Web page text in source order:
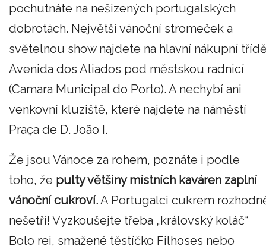
pochutnáte na nešizených portugalských
dobrotách. Největší vánoční stromeček a
světelnou show najdete na hlavní nákupní
Avenida dos Aliados pod městskou radnicí
(Camara Municipal do Porto). A nechybí ani
venkovní kluziště, které najdete na náměstí
Praça de D. João I.
Že jsou Vánoce za rohem, poznáte i podle
toho, že pulty většiny místních kaváren zaplní
vánoční cukroví.A Portugalci cukrem
nešetří! Vyzkoušejte třeba „královský koláč“
Bolo rei, smažené těstíčko Filhoses nebo